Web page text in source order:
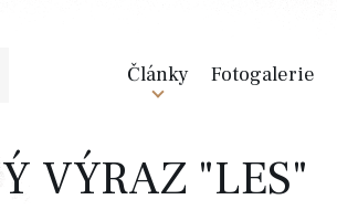
Články Fotogalerie
VÝRAZ "LES"